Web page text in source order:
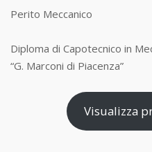
Perito Meccanico
Diploma di Capotecnico in
“G. Marconi di Piacenza”
Visualizza